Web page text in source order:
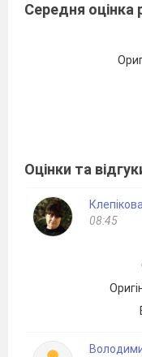
Середня оцінка
Оцінки та
08:45